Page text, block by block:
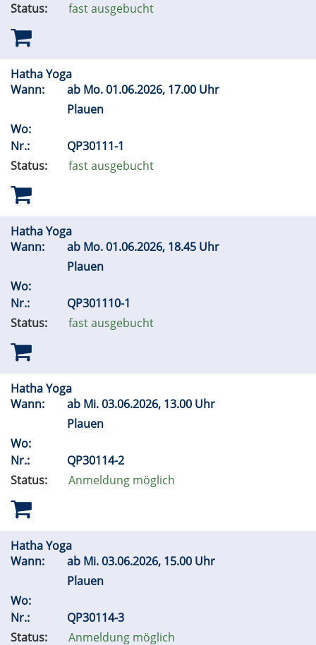
Status:
fast ausgebucht
Hatha Yoga
Wann:
ab Mo.01.06.2026, 17.00 Uhr
Plauen
Wo:
Nr.:
QP30111-1
Status:
fast ausgebucht
Hatha Yoga
Wann:
ab Mo.01.06.2026, 18.45 Uhr
Plauen
Wo:
Nr.:
QP301110-1
Status:
fast ausgebucht
Hatha Yoga
Wann:
ab Mi.03.06.2026, 13.00 Uhr
Plauen
Wo:
Nr.:
QP30114-2
Status:
Anmeldung möglich
Hatha Yoga
Wann:
ab Mi.03.06.2026, 15.00 Uhr
Plauen
Wo:
Nr.:
QP30114-3
Status:
Anmeldung möglich